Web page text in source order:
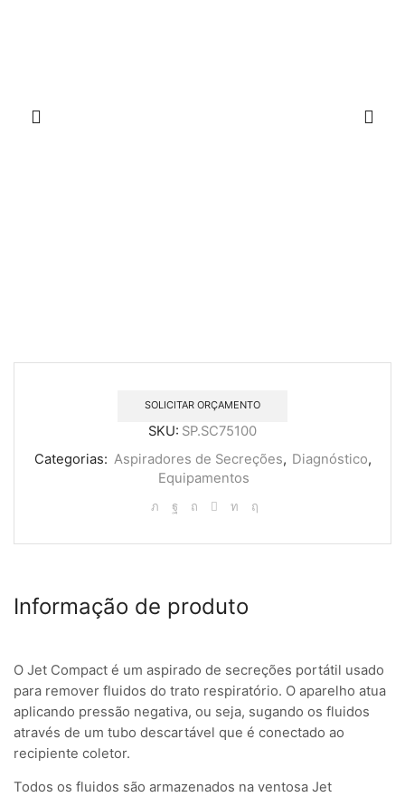
SOLICITAR ORÇAMENTO
SKU: SP.SC75100
Categorias: Aspiradores de Secreções, Diagnóstico,
Equipamentos
Informação de produto
O Jet Compact é um aspirado de secreções portátil usado
para remover fluidos do trato respiratório. O aparelho atua
aplicando pressão negativa, ou seja, sugando os fluidos
através de um tubo descartável que é conectado ao
recipiente coletor.
Todos os fluidos são armazenados na ventosa Jet